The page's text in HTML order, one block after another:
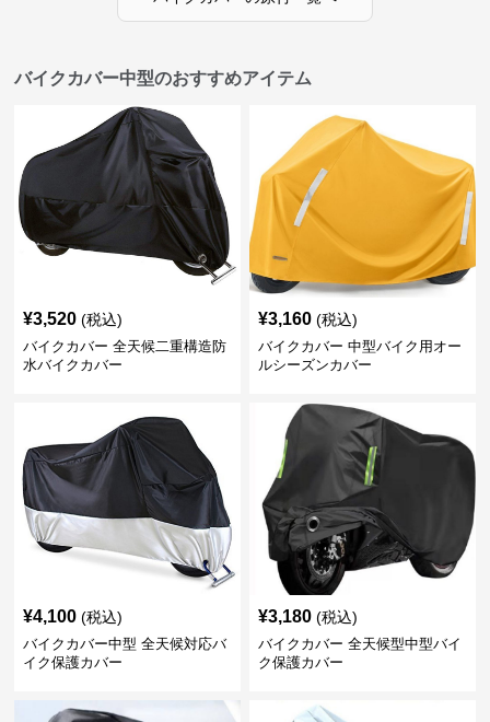
バイクカバー中型のおすすめアイテム
¥3,520 (税込)
バイクカバー 全天候二重構造防
水バイクカバー
¥3,160 (税込)
バイクカバー 中型バイク用オー
ルシーズンカバー
¥4,100 (税込)
バイクカバー中型 全天候対応バ
イク保護カバー
¥3,180 (税込)
バイクカバー 全天候型中型バイ
ク保護カバー